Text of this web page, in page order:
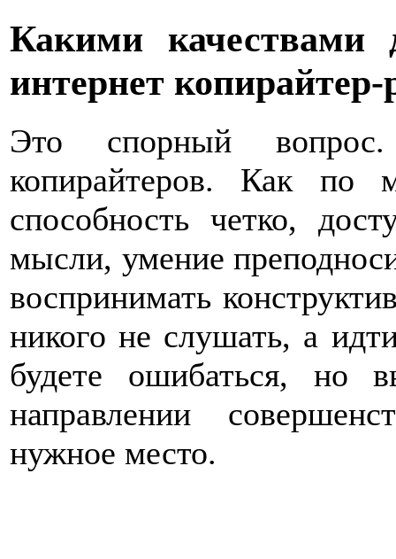
Какими качествами
интернет копирайтер-
Это спорный
копирайтеров. Как по
способность четко,
мысли, умение
воспринимать
никого не слушать, а
будете ошибаться, но
направлении
нужное место.